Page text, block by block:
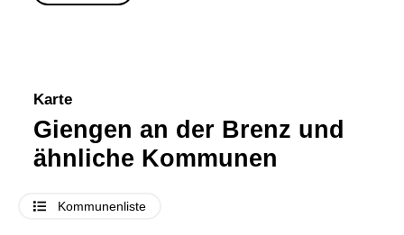
Karte
Giengen an der Brenz und
ähnliche Kommunen
Kommunenliste